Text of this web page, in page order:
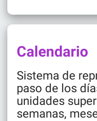
Calendario
Sistema de
paso de los
unidades
semanas,